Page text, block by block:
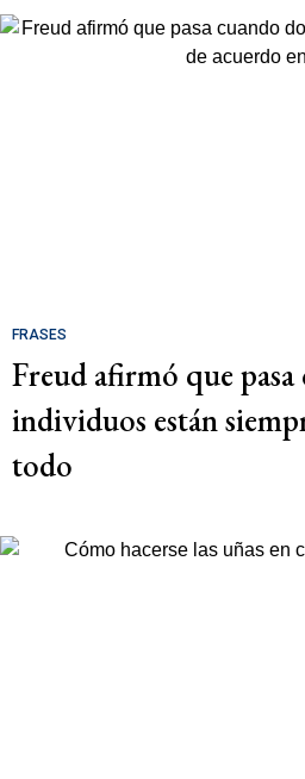
FRASES
Freud afirmó que pasa
individuos están
todo